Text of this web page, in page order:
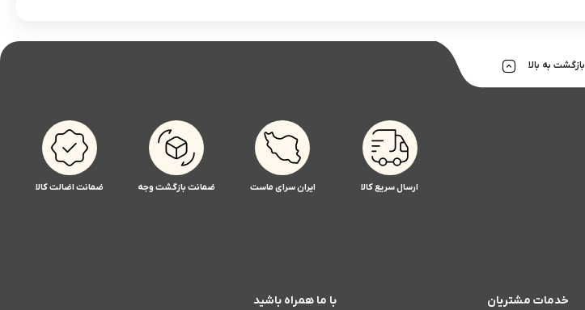
بازگشت به بالا
ارسال سریع کالا ایران سرای ماست ضمانت بازگشت وجه ضمانت اضالت کالا
خدمات مشتریان با ما همراه باشید